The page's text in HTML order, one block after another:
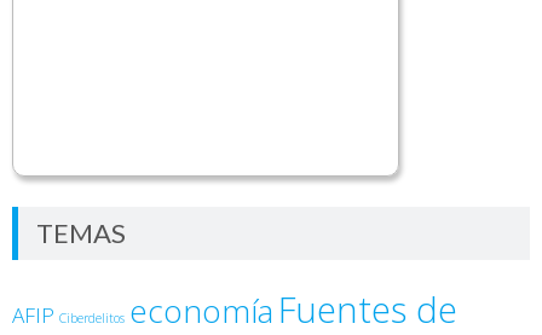
TEMAS
AFIP Ciberdelitos economía Fuentes de